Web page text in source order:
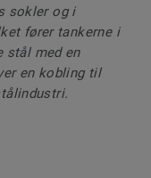
sokler og i
fører tankerne i
stål med en
en kobling til